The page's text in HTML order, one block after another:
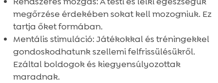
megőrzése érdekében sokat kell mozogniuk. Ez
tartja őket formában.
Mentális stimuláció: Játékokkal és tréningekkel
gondoskodhatunk szellemi felfrissülésükről.
Ezáltal boldogok és kiegyensúlyozottak
maradnak.